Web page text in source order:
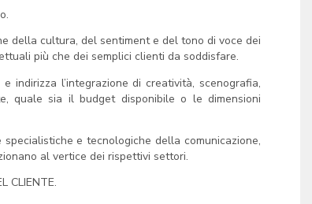
della cultura, del sentiment e del tono di voce dei
più che dei semplici clienti da soddisfare.
l’integrazione di creatività, scenografia,
quale sia il budget disponibile o le dimensioni
e tecnologiche della comunicazione,
al vertice dei rispettivi settori.
CLIENTE.